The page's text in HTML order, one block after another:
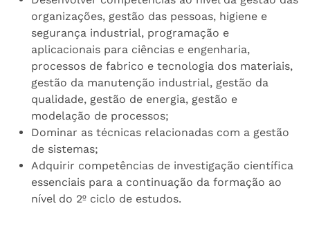
organizações, gestão das pessoas, higiene e
segurança industrial, programação e
aplicacionais para ciências e engenharia,
processos de fabrico e tecnologia dos materiais,
gestão da manutenção industrial, gestão da
qualidade, gestão de energia, gestão e
modelação de processos;
Dominar as técnicas relacionadas com a gestão
de sistemas;
Adquirir competências de investigação científica
essenciais para a continuação da formação ao
nível do 2º ciclo de estudos.